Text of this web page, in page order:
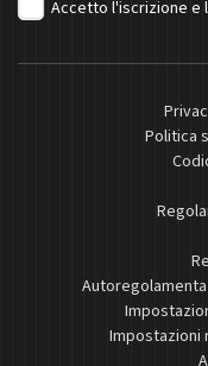
Accetto l'iscrizione e
Politica
Impostazioni